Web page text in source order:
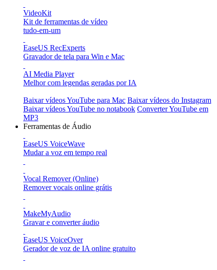
VideoKit
Kit de ferramentas de vídeo
tudo-em-um
EaseUS RecExperts
Gravador de tela para Win e Mac
AI Media Player
Melhor com legendas geradas por IA
Baixar vídeos YouTube para Mac Baixar vídeos do Instagram
Baixar vídeos YouTube no notabook Converter YouTube em
MP3
Ferramentas de Áudio
EaseUS VoiceWave
Mudar a voz em tempo real
Vocal Remover (Online)
Remover vocais online grátis
MakeMyAudio
Gravar e converter áudio
EaseUS VoiceOver
Gerador de voz de IA online gratuito